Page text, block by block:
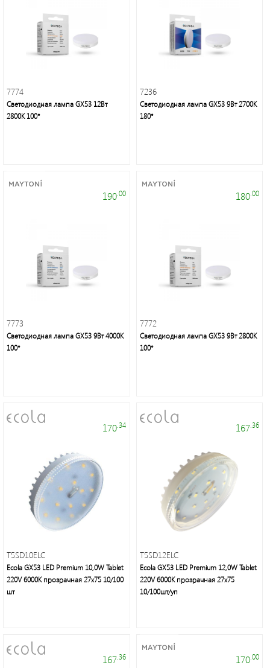
7774
Светодиодная лампа GX53 12Вт
2800K 100°
7236
Светодиодная лампа GX53 9Вт 2700K
180°
190.00
7773
Светодиодная лампа GX53 9Вт 4000K
100°
180.00
7772
Светодиодная лампа GX53 9Вт 2800K
100°
170.34
T5SD10ELC
Ecola GX53 LED Premium 10,0W Tablet
220V 6000K прозрачная 27x75 10/100
шт
167.36
T5SD12ELC
Ecola GX53 LED Premium 12,0W Tablet
220V 6000K прозрачная 27x75
10/100шт/уп
167.36 170.00